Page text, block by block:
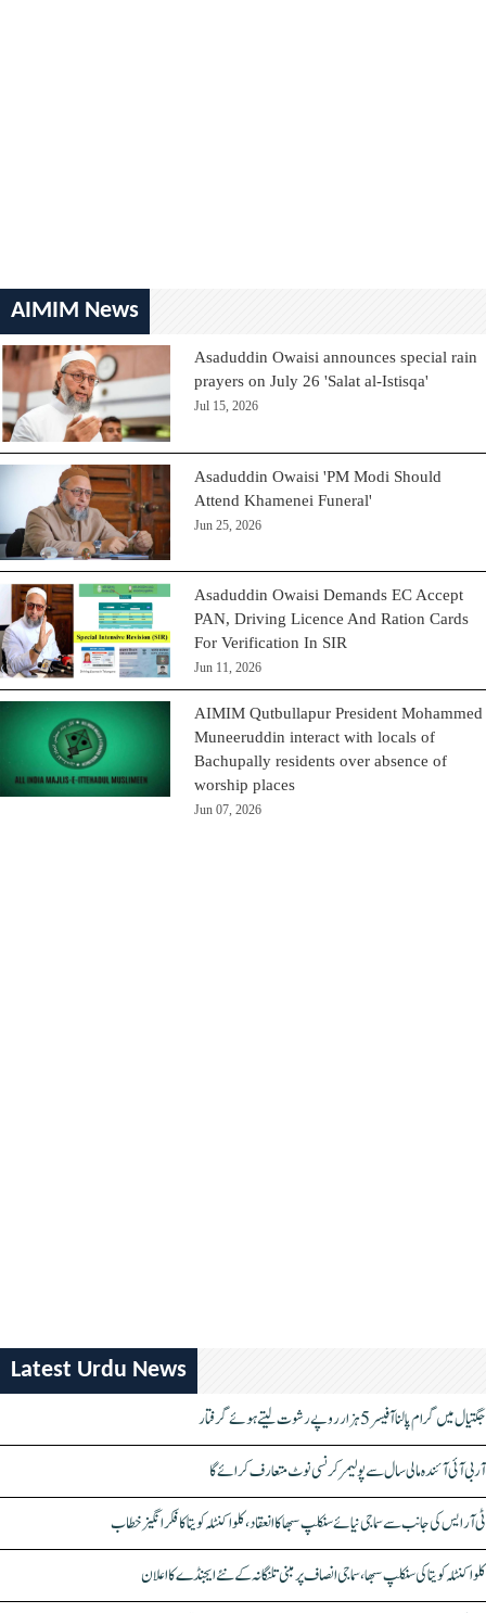
AIMIM News
Asaduddin Owaisi announces special rain
prayers on July 26 'Salat al-Istisqa'
Jul 15, 2026
Asaduddin Owaisi 'PM Modi Should
Attend Khamenei Funeral'
Jun 25, 2026
Asaduddin Owaisi Demands EC Accept
PAN, Driving Licence And Ration Cards
For Verification In SIR
Jun 11, 2026
AIMIM Qutbullapur President Mohammed
Muneeruddin interact with locals of
Bachupally residents over absence of
worship places
Jun 07, 2026
Latest Urdu News
جگتیال میں گرام پالنا آفیسر 5 ہزار روپے رشوت لیتے ہوئے گرفتار
آر بی آئی آئندہ مالی سال سے پولیمر کرنسی نوٹ متعارف کرائے گا
ٹی آر ایس کی جانب سے سماجی نیائے سنکلپ سبھا کا انعقاد، کلواکنٹلہ کویتا کا فکر انگیز خطاب
کلواکنٹلہ کویتا کی سنکلپ سبھا، سماجی انصاف پر مبنی تلنگانہ کے نئے ایجنڈے کا اعلان